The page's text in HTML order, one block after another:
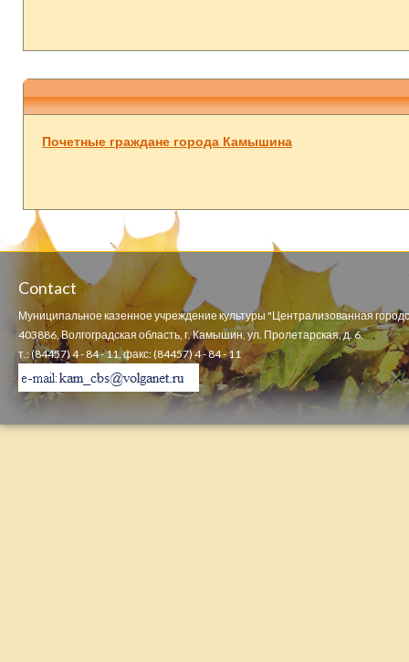
Почетные граждане города Камышина
Contact
Муниципальное казенное учреждение культуры "Централизованная
403886, Волгоградская область, г. Камышин, ул. Пролетарская, д. 6.
т.: (84457) 4 - 84 - 11, факс: (84457) 4 - 84 - 11